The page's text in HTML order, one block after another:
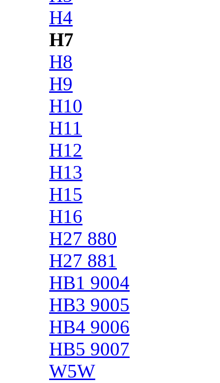
H4
H7
H8
H9
H10
H11
H12
H13
H15
H16
H27 880
H27 881
HB1 9004
HB3 9005
HB4 9006
HB5 9007
W5W